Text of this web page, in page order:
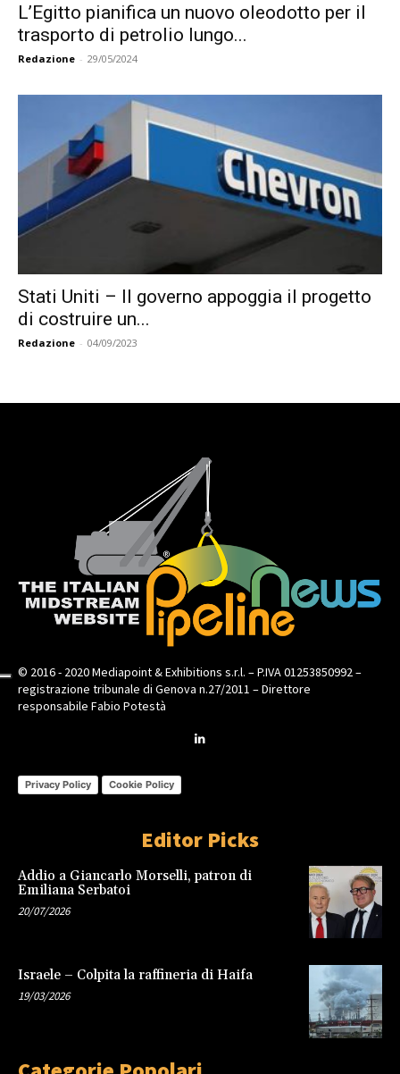
L’Egitto pianifica un nuovo oleodotto per il
trasporto di petrolio lungo...
Redazione - 29/05/2024
Stati Uniti – Il governo appoggia il progetto
di costruire un...
Redazione - 04/09/2023
© 2016 - 2020 Mediapoint & Exhibitions s.r.l. – P.IVA 01253850992 –
registrazione tribunale di Genova n.27/2011 – Direttore
responsabile Fabio Potestà
Privacy Policy Cookie Policy
Editor Picks
Addio a Giancarlo Morselli, patron di
Emiliana Serbatoi
20/07/2026
Israele – Colpita la raffineria di Haifa
19/03/2026